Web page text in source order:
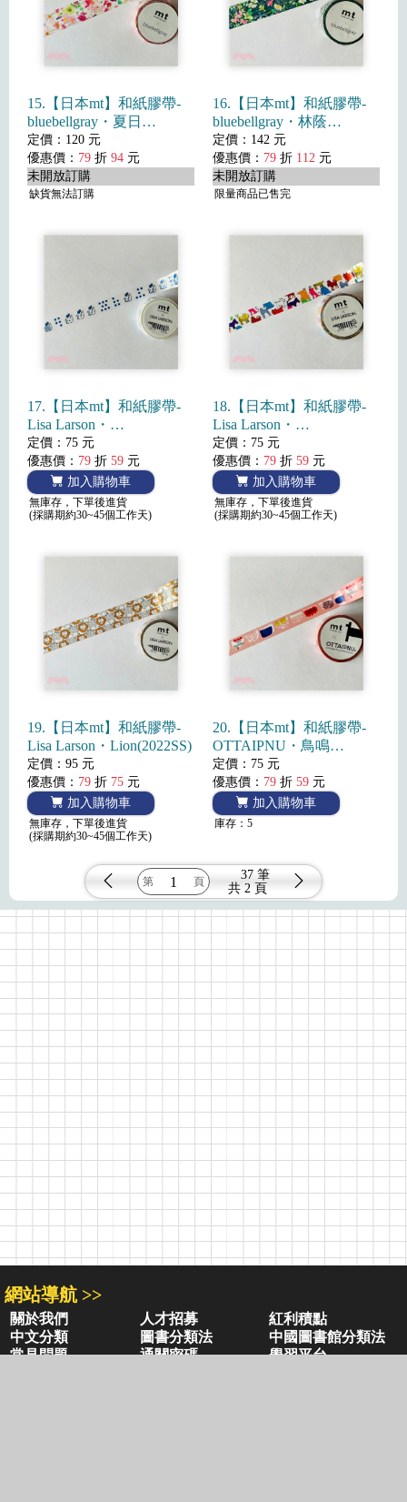
15.【日本mt】和紙膠帶-
bluebellgray・夏日
(2022SS)
定價：120 元
優惠價： 79 折 94 元
未開放訂購
缺貨無法訂購
16.【日本mt】和紙膠帶-
bluebellgray・林蔭
(2022SS)
定價：142 元
優惠價： 79 折 112 元
未開放訂購
限量商品已售完
17.【日本mt】和紙膠帶-
Lisa Larson・
Molly(2022SS)
定價：75 元
優惠價： 79 折 59 元
加入購物車
無庫存，下單後進貨
(採購期約30~45個工作天)
18.【日本mt】和紙膠帶-
Lisa Larson・
Colorful dog(2022SS)
定價：75 元
優惠價： 79 折 59 元
加入購物車
無庫存，下單後進貨
(採購期約30~45個工作天)
19.【日本mt】和紙膠帶-
Lisa Larson・Lion(2022SS)
定價：95 元
優惠價： 79 折 75 元
加入購物車
無庫存，下單後進貨
(採購期約30~45個工作天)
20.【日本mt】和紙膠帶-
OTTAIPNU・鳥鳴
(2022SS)
定價：75 元
優惠價： 79 折 59 元
加入購物車
庫存：5
共
37 筆
2 頁
網站導航 >>
關於我們 人才招募
紅利積點
中文分類
圖書分類法
中國圖書館分類法
常見問題
通關密碼
學習平台